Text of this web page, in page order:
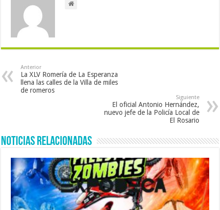
Anterior
La XLV Romería de La Esperanza
llena las calles de la Villa de miles
de romeros
Siguiente
El oficial Antonio Hernández,
nuevo jefe de la Policía Local de
El Rosario
Noticias Relacionadas